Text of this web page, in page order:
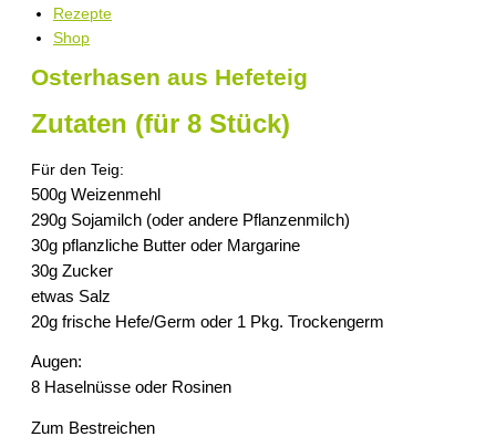
Rezepte
Shop
Osterhasen aus Hefeteig
Zutaten (für 8 Stück)
Für den Teig:
500g Weizenmehl
290g Sojamilch (oder andere Pflanzenmilch)
30g pflanzliche Butter oder Margarine
30g Zucker
etwas Salz
20g frische Hefe/Germ oder 1 Pkg. Trockengerm
Augen:
8 Haselnüsse oder Rosinen
Zum Bestreichen